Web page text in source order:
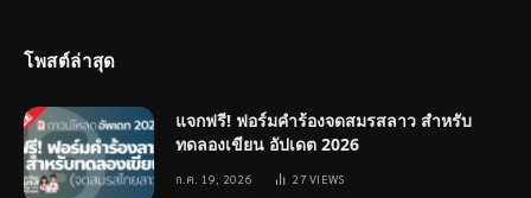
โพสต์ล่าสุด
แจกฟรี! ฟอร์มคำร้องจดสมรสลาว สำหรับ
ทดลองเขียน อัปเดต 2026
ก.ค. 19, 2026 27VIEWS